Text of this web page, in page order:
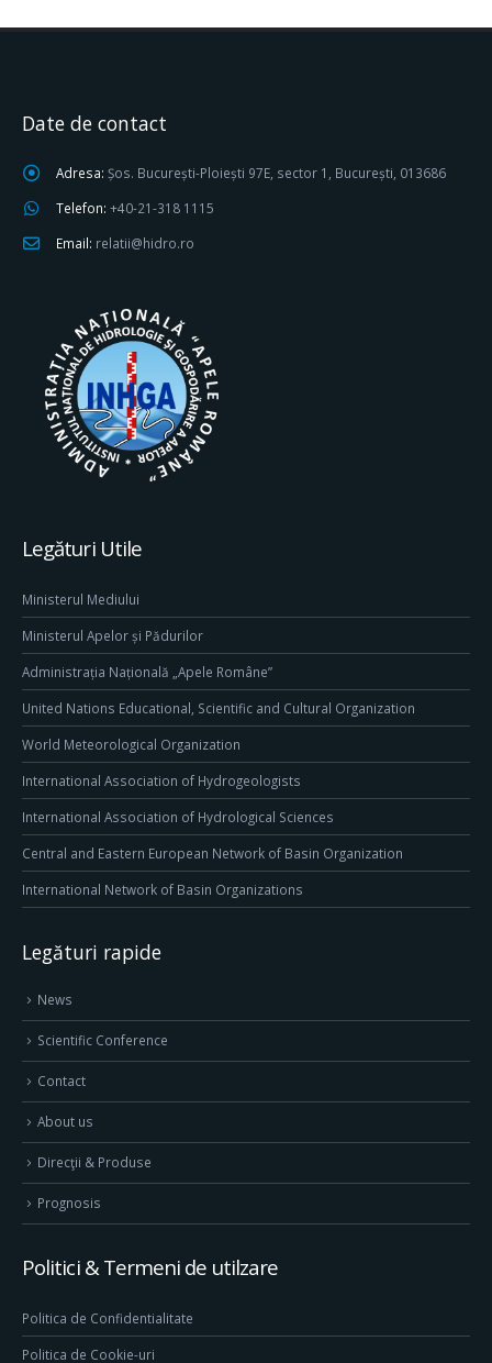
Date de contact
Adresa: Șos. București-Ploiești 97E, sector 1, București, 013686
Telefon: +40-21-318 1115
Email: relatii@hidro.ro
Legături Utile
Ministerul Mediului
Ministerul Apelor și Pădurilor
Administrația Națională „Apele Române”
United Nations Educational, Scientific and Cultural Organization
World Meteorological Organization
International Association of Hydrogeologists
International Association of Hydrological Sciences
Central and Eastern European Network of Basin Organization
International Network of Basin Organizations
Legături rapide
News
Scientific Conference
Contact
About us
Direcţii & Produse
Prognosis
Politici & Termeni de utilzare
Politica de Confidentialitate
Politica de Cookie-uri